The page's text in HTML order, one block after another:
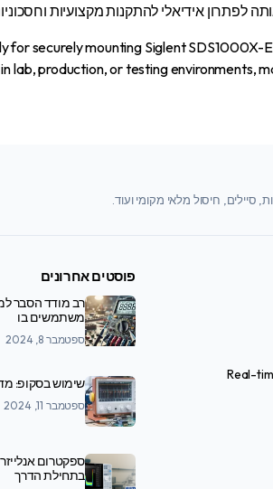
לפתרון אידיאלי להתקנות מקצועיות
securely mounting Siglent
lab, production, or testing environments,
סיילים, חיסול מלאי מקומי ועוד.
Real-
פוסטים אחרונים
רב מודד הסבר
משתמשים בו
ספטמבר 8, 2024
שימוש בסקופ:
ספטמבר 11, 2024
ספקטרום
בתחילת הדרך